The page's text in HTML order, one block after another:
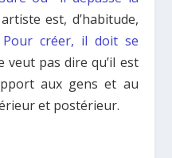
est, d’habitude,
Pour créer, il doit se
veut pas dire qu’il est
aux gens et au
et postérieur.